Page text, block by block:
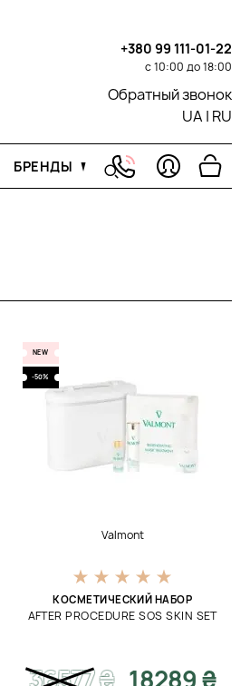
+380 99 111-01-22
с 10:00 до 18:00
Обратный звонок
UA | RU
БРЕНДЫ
NEW
-50%
Valmont
КОСМЕТИЧЕСКИЙ НАБОР
AFTER PROCEDURE SOS SKIN SET